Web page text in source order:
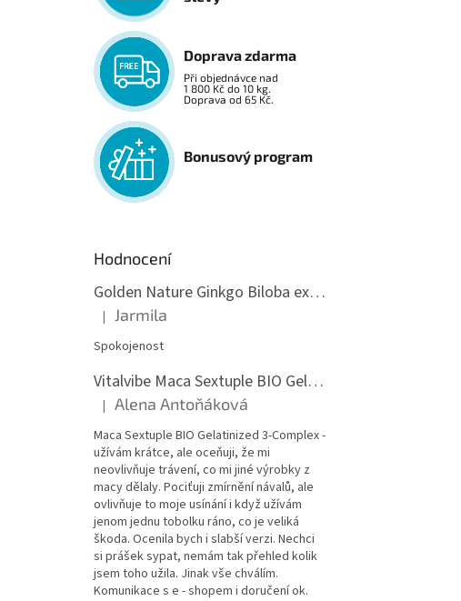
Doprava zdarma
Při objednávce nad
1 800 Kč do 10 kg.
Doprava od 65 Kč.
Bonusový program
Hodnocení
Golden Nature Ginkgo Biloba extrakt 50:1 60mg, 100 kapslí
Hodnocení produktu je 5 z 5 hvězdiček.
| Jarmila
Spokojenost
Vitalvibe Maca Sextuple BIO Gelatinized 3-Complex, 60 kapslí
Hodnocení produktu je 5 z 5 hvězdiček.
| Alena Antoňáková
Maca Sextuple BIO Gelatinized 3-Complex -
užívám krátce, ale oceňuji, že mi
neovlivňuje trávení, co mi jiné výrobky z
macy dělaly. Pociťuji zmírnění návalů, ale
ovlivňuje to moje usínání i když užívám
jenom jednu tobolku ráno, co je veliká
škoda. Ocenila bych i slabší verzi. Nechci
si prášek sypat, nemám tak přehled kolik
jsem toho užila. Jinak vše chválím.
Komunikace s e - shopem i doručení ok.